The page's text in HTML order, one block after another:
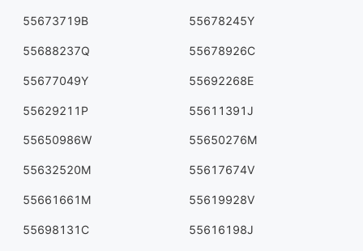
55673719B 55678245Y
55688237Q 55678926C
55677049Y 55692268E
55629211P 55611391J
55650986W 55650276M
55632520M 55617674V
55661661M 55619928V
55698131C 55616198J